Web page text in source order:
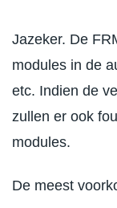
Jazeker. De
modules in de
etc. Indien de
zullen er ook
modules.
De meest